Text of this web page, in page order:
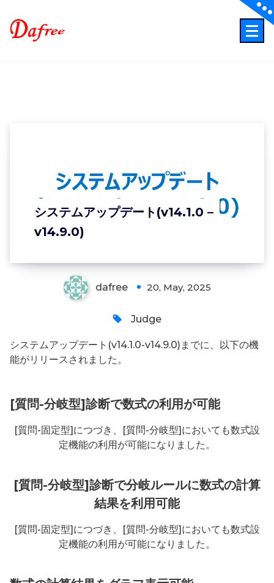
content
システムアップデート(v14.1.0 –
v14.9.0)
dafree 20, May, 2025
Judge
システムアップデート(v14.1.0-v14.9.0)までに、以下の機
能がリリースされました。
[質問-分岐型]診断で数式の利用が可能
[質問-固定型]につづき、[質問-分岐型]においても数式設
定機能の利用が可能になりました。
[質問-分岐型]診断で分岐ルールに数式の計算
結果を利用可能
[質問-固定型]につづき、[質問-分岐型]においても数式設
定機能の利用が可能になりました。